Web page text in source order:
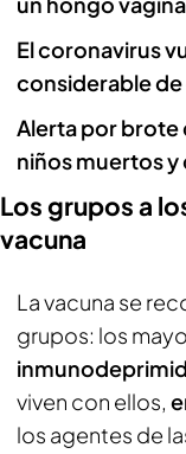
El coronavirus
considerable de
Alerta por brote
niños muertos
Los grupos a
vacuna
La vacuna se
grupos: los
viven con ellos,
los agentes de